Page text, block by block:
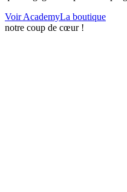
Voir AcademyLa boutique
notre coup de cœur !